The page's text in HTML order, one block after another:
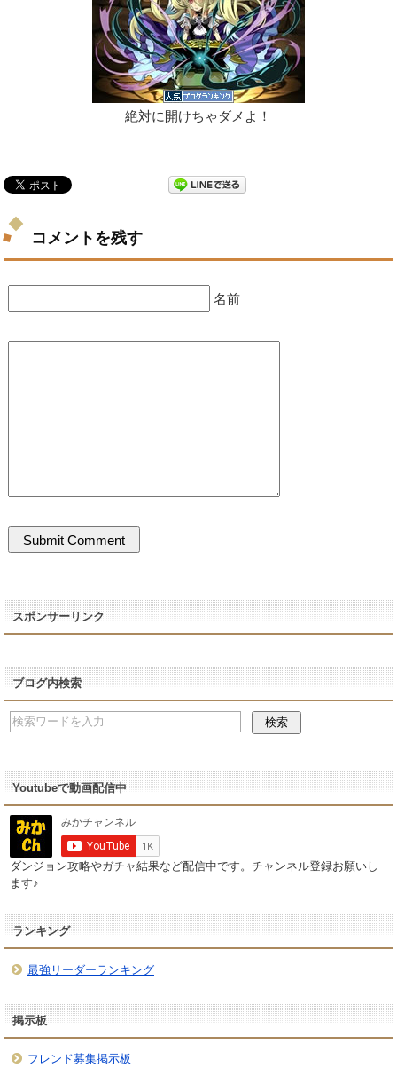
絶対に開けちゃダメよ！
コメントを残す
名前
スポンサーリンク
ブログ内検索
Youtubeで動画配信中
ダンジョン攻略やガチャ結果など配信中です。チャンネル登録お願いし
ます♪
ランキング
最強リーダーランキング
掲示板
フレンド募集掲示板